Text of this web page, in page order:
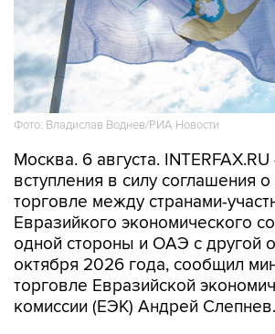
Фото: Владислав Воднев/РИА Новости
Москва. 6 августа.
вступления в силу соглашения
торговле между странами-
Евразийкого экономического
одной стороны и ОАЭ с другой
октября 2026 года, сообщил
торговле Евразийской
комиссии (ЕЭК) Андрей Слепнев.